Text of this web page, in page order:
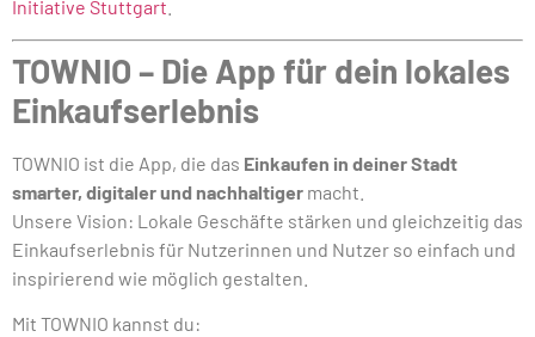
Initiative Stuttgart
TOWNIO – Die App für dein lokales
Einkaufserlebnis
TOWNIO ist die App, die das Einkaufen in deiner Stadt
smarter, digitaler und nachhaltiger macht.
Unsere Vision: Lokale Geschäfte stärken und gleichzeitig das
Einkaufserlebnis für Nutzerinnen und Nutzer so einfach und
inspirierend wie möglich gestalten.
Mit TOWNIO kannst du: